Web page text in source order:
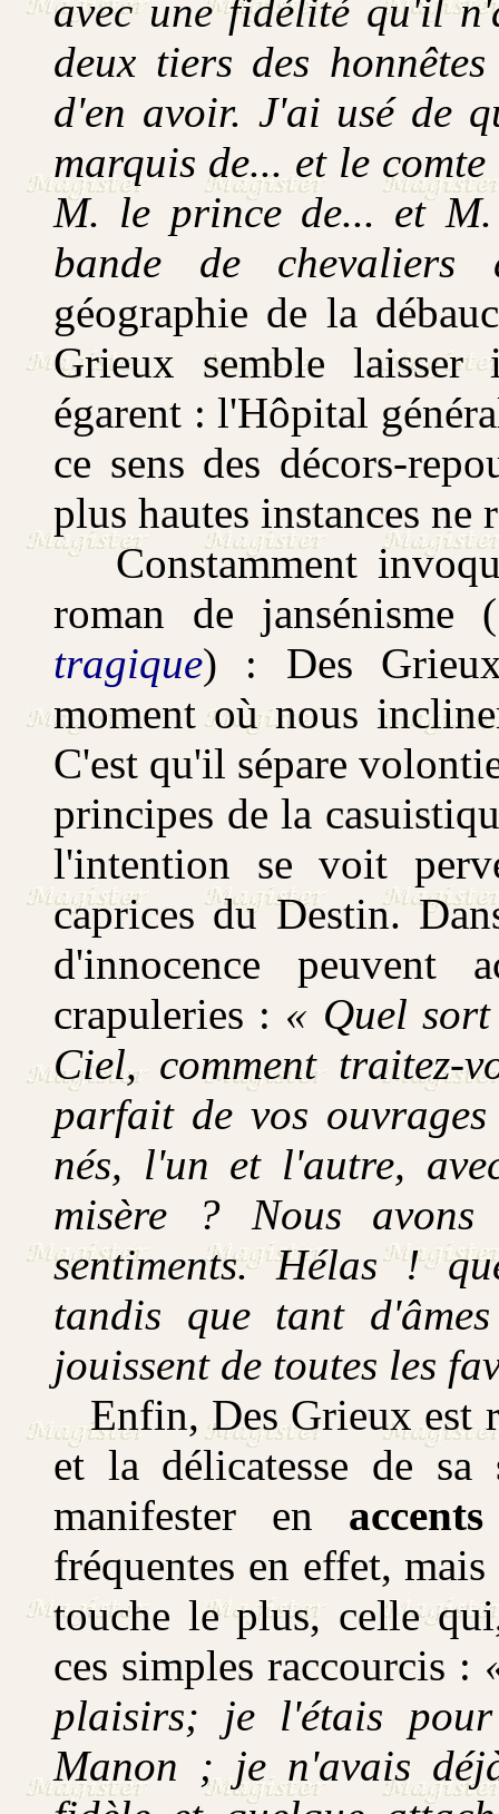
avec une fidélité qu'il
deux tiers des
d'en avoir. J'ai usé de
marquis de... et le
M. le prince de... et
bande de
géographie de la
Grieux semble
égarent : l'Hôpital
ce sens des décors-
plus hautes instances
Constamment
roman de jansénisme (
tragique) : Des
moment où nous
C'est qu'il sépare
principes de la
l'intention se voit
caprices du Destin.
d'innocence peuvent
crapuleries : « Quel
Ciel, comment traitez-
parfait de vos
nés, l'un et l'autre,
misère ? Nous
sentiments. Hélas !
tandis que tant
jouissent de toutes les
Enfin, Des Grieux est
et la délicatesse de sa
manifester en
fréquentes en effet,
touche le plus, celle
ces simples raccourcis :
plaisirs; je l'étais
Manon ; je n'avais